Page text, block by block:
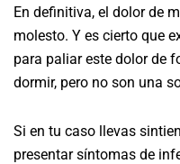
En definitiva, el dolor de
molesto. Y es cierto que
para paliar este dolor de
dormir, pero no son una
Si en tu caso llevas
presentar síntomas de